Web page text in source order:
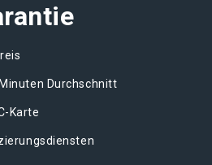
Durchschnitt
Karte